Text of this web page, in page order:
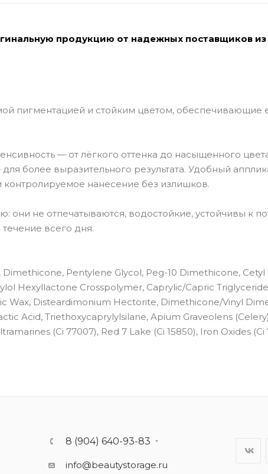
продукцию от надежных поставщиков
пигментацией и стойким цветом, обеспечивающие
— от лёгкого оттенка до насыщенного
более выразительного результата. Удобный
нанесение без излишков.
они не отпечатываются, водостойкие, устойчивы к
всего дня.
Pentylene Glycol, Peg-10 Dimethicone, Cetyl
Hexyllactone Crosspolymer, Caprylic/Capric
Wax, Disteardimonium Hectorite, Dimethicone/Vinyl
Acid, Triethoxycaprylylsilane, Apium Graveolens
(Ci 77007), Red 7 Lake (Ci 15850), Iron Oxides (Ci
8 (904) 640-93-83
info@beautystorage.ru